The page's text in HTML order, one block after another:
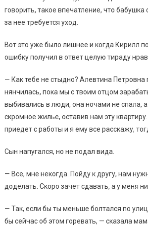
говорить, такое впечатление, что
за нее требуется уход.
Вот это уже было лишнее и когда Кирилл
ошибку получил в ответ целую тираду
— Как тебе не стыдно? Алевтина Петровна
нянчилась, пока мы с твоим отцом
выбивались в люди, она ночами не спала,
скромное жилье, оставив нам эту
приедет с работы и я ему все расскажу,
Сын напугался, но не подал вида.
— Все, мне некогда. Пойду к другу, нам
доделать. Скоро зачет сдавать, а у меня
— Так, если бы ты меньше болтался по
бы сейчас об этом горевать, — сказала